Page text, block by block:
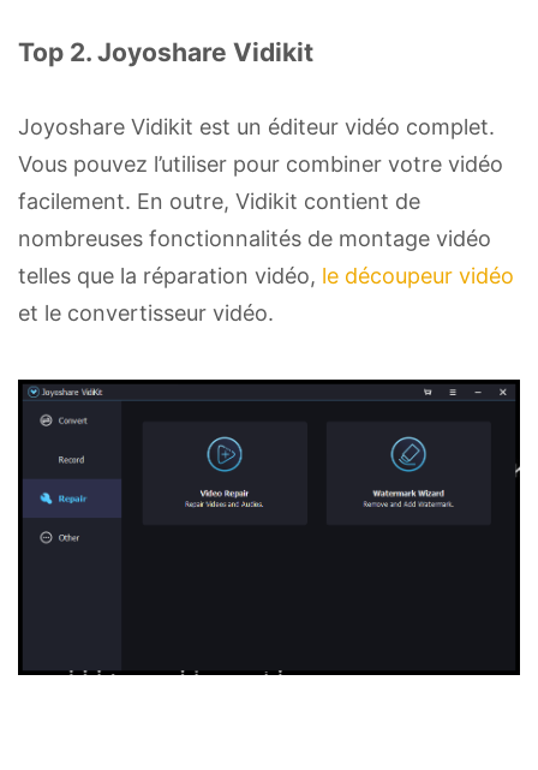
Top 2. Joyoshare Vidikit
Joyoshare Vidikit est un éditeur vidéo complet.
Vous pouvez l’utiliser pour combiner votre vidéo
facilement. En outre, Vidikit contient de
nombreuses fonctionnalités de montage vidéo
telles que la réparation vidéo, le découpeur vidéo
et le convertisseur vidéo.